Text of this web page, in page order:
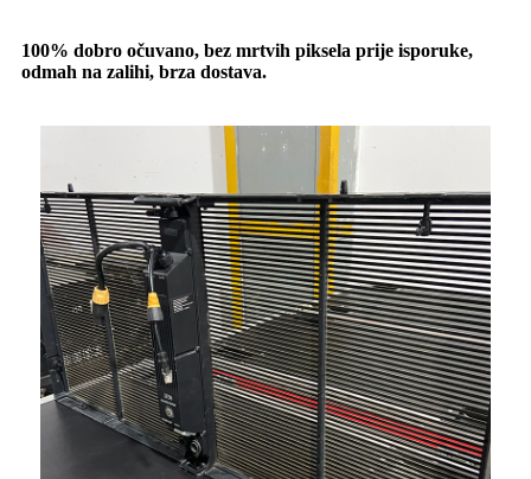
100% dobro očuvano, bez mrtvih piksela prije isporuke,
odmah na zalihi, brza dostava.